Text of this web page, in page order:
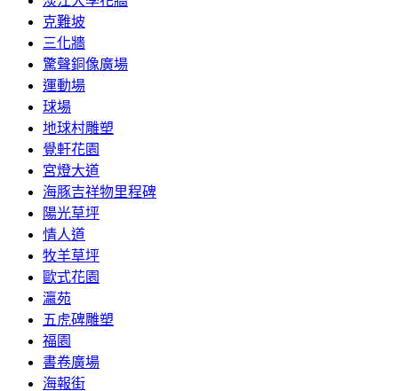
克難坡
三化牆
驚聲銅像廣場
運動場
球場
地球村雕塑
覺軒花園
宮燈大道
海豚吉祥物里程碑
陽光草坪
情人道
牧羊草坪
歐式花園
瀛苑
五虎碑雕塑
福園
書卷廣場
海報街